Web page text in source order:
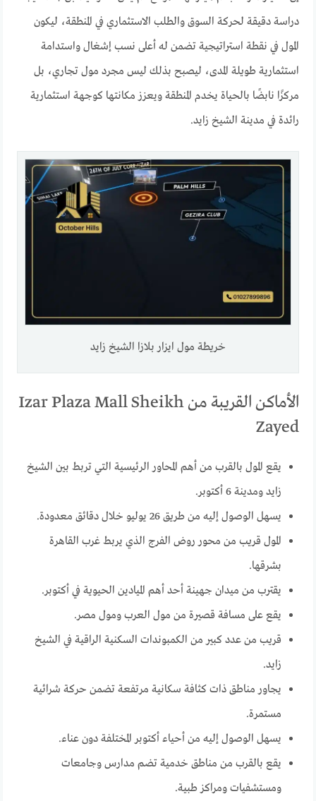
دراسة دقيقة لحركة السوق والطلب الاستثماري في المنطقة، ليكون
المول في نقطة استراتيجية تضمن له أعلى نسب إشغال واستدامة
استثمارية طويلة المدى، ليصبح بذلك ليس مجرد مول تجاري، بل
مركزًا نابضًا بالحياة يخدم المنطقة ويعزز مكانتها كوجهة استثمارية
رائدة في مدينة الشيخ زايد.
خريطة مول ايزار بلازا الشيخ زايد
الأماكن القريبة من Izar Plaza Mall Sheikh
Zayed
يقع المول بالقرب من أهم المحاور الرئيسية التي تربط بين الشيخ
زايد ومدينة 6 أكتوبر.
يسهل الوصول إليه من طريق 26 يوليو خلال دقائق معدودة.
المول قريب من محور روض الفرج الذي يربط غرب القاهرة
بشرقها.
يقترب من ميدان جهينة أحد أهم الميادين الحيوية في أكتوبر.
يقع على مسافة قصيرة من مول العرب ومول مصر.
قريب من عدد كبير من الكمبوندات السكنية الراقية في الشيخ
زايد.
يجاور مناطق ذات كثافة سكانية مرتفعة تضمن حركة شرائية
مستمرة.
يسهل الوصول إليه من أحياء أكتوبر المختلفة دون عناء.
يقع بالقرب من مناطق خدمية تضم مدارس وجامعات
ومستشفيات ومراكز طبية.